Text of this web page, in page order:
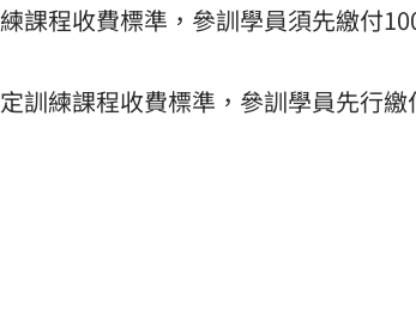
課程收費標準，參訓學員須先繳付
訓練課程收費標準，參訓學員先行繳